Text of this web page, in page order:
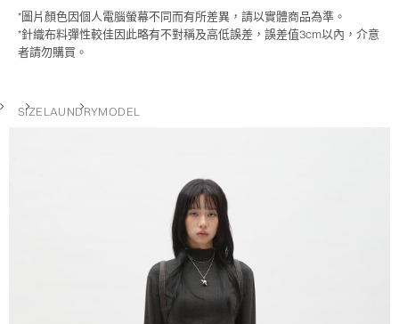
*圖片顏色因個人電腦螢幕不同而有所差異，請以實體商品為準。
*針織布料彈性較佳因此略有不對稱及高低誤差，誤差值3cm以內，介意
者請勿購買。
SIZELAUNDRYMODEL